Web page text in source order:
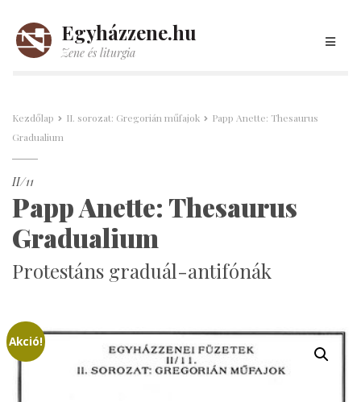
Egyházzene.hu
Zene és liturgia
Kezdőlap II. sorozat: Gregorián műfajok
Papp Anette: Thesaurus
Gradualium
II/11
Papp Anette: Thesaurus
Gradualium
Protestáns graduál-antifónák
Akció!